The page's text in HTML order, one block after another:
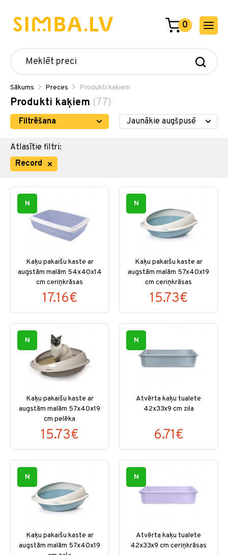
0
Sākums Preces Produkti kaķiem
Produkti kaķiem (77)
Filtrēšana
Atlasītie filtri:
Record
N
Kaķu pakaišu kaste ar
augstām malām 54x40x14
cm ceriņkrāsas
17.16€
N
Kaķu pakaišu kaste ar
augstām malām 57x40x19
cm ceriņkrāsas
15.73€
N
Kaķu pakaišu kaste ar
augstām malām 57x40x19
cm pelēka
15.73€
N
Atvērta kaķu tualete
42x33x9 cm zila
6.71€
N
Kaķu pakaišu kaste ar
augstām malām 57x40x19
N
Atvērta kaķu tualete
42x33x9 cm ceriņkrāsas